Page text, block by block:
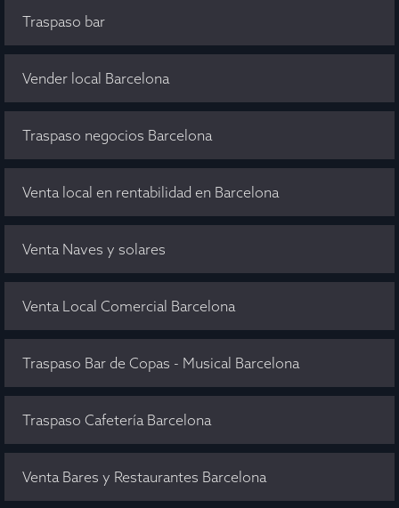
Traspaso bar
Vender local Barcelona
Traspaso negocios Barcelona
Venta local en rentabilidad en Barcelona
Venta Naves y solares
Venta Local Comercial Barcelona
Traspaso Bar de Copas - Musical Barcelona
Traspaso Cafetería Barcelona
Venta Bares y Restaurantes Barcelona